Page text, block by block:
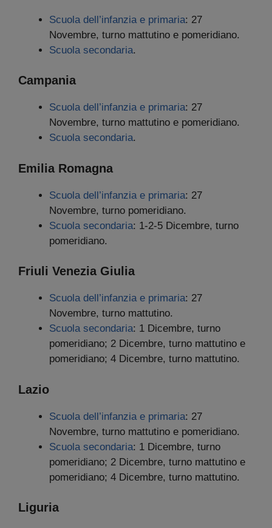
Scuola dell’infanzia e primaria: 27
Novembre, turno mattutino e pomeridiano.
Scuola secondaria.
Campania
Scuola dell’infanzia e primaria: 27
Novembre, turno mattutino e pomeridiano.
Scuola secondaria.
Emilia Romagna
Scuola dell’infanzia e primaria: 27
Novembre, turno pomeridiano.
Scuola secondaria: 1-2-5 Dicembre, turno
pomeridiano.
Friuli Venezia Giulia
Scuola dell’infanzia e primaria: 27
Novembre, turno mattutino.
Scuola secondaria: 1 Dicembre, turno
pomeridiano; 2 Dicembre, turno mattutino e
pomeridiano; 4 Dicembre, turno mattutino.
Lazio
Scuola dell’infanzia e primaria: 27
Novembre, turno mattutino e pomeridiano.
Scuola secondaria: 1 Dicembre, turno
pomeridiano; 2 Dicembre, turno mattutino e
pomeridiano; 4 Dicembre, turno mattutino.
Liguria